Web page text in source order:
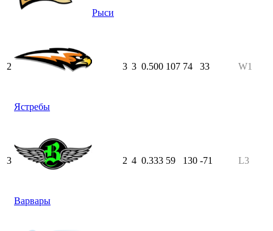
Рыси
2
Ястребы
3 3 0.500 107 74 33 W1
3
Варвары
2 4 0.333 59 130 -71 L3